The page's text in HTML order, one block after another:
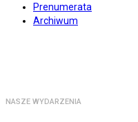
Prenumerata
Archiwum
NASZE WYDARZENIA